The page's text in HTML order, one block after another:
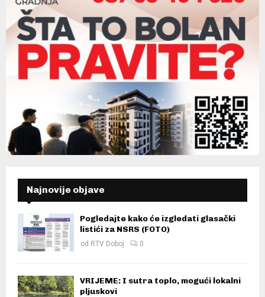
Najnovije objave
Pogledajte kako će izgledati glasački
listići za NSRS (FOTO)
od RTV Doboj 0
VRIJEME: I sutra toplo, mogući lokalni
pljuskovi